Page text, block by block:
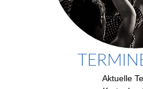
Aktuelle